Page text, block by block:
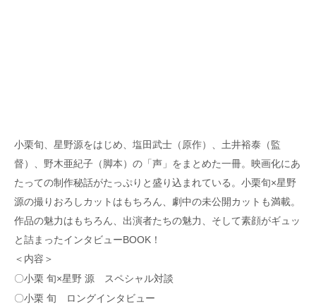
小栗旬、星野源をはじめ、塩田武士（原作）、土井裕泰（監
督）、野木亜紀子（脚本）の「声」をまとめた一冊。映画化にあ
たっての制作秘話がたっぷりと盛り込まれている。小栗旬×星野
源の撮りおろしカットはもちろん、劇中の未公開カットも満載。
作品の魅力はもちろん、出演者たちの魅力、そして素顔がギュッ
と詰まったインタビューBOOK！
＜内容＞
〇小栗 旬×星野 源 スペシャル対談
〇小栗 旬 ロングインタビュー